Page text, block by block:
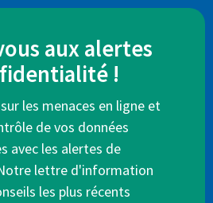
aux alertes
!
les menaces en ligne et
de vos données
avec les alertes de
lettre d'information
les plus récents